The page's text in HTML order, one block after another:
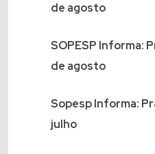
de agosto
SOPESP Informa:
de agosto
Sopesp Informa:
julho